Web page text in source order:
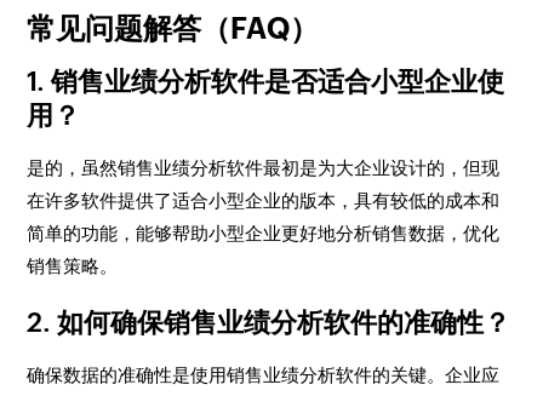
常见问题解答（FAQ）
1. 销售业绩分析软件是否适合小型企业使
用？
是的，虽然销售业绩分析软件最初是为大企业设计的，但现
在许多软件提供了适合小型企业的版本，具有较低的成本和
简单的功能，能够帮助小型企业更好地分析销售数据，优化
销售策略。
2. 如何确保销售业绩分析软件的准确性？
确保数据的准确性是使用销售业绩分析软件的关键。企业应